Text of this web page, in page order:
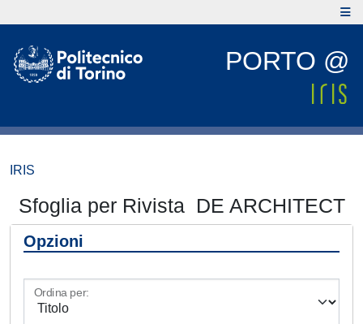
PORTO @
IRIS
Sfoglia per Rivista DE ARCHITECT
Opzioni
Ordina per: